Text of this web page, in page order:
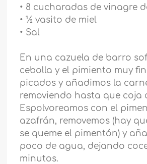
• 8 cucharadas de vinagre
• ½ vasito de miel
• Sal
En una cazuela de barro
cebolla y el pimiento muy
picados y añadimos la
removiendo hasta que coja
Espolvoreamos con el
azafrán, removemos (hay
se queme el pimentón) y
poco de agua, dejando
minutos.